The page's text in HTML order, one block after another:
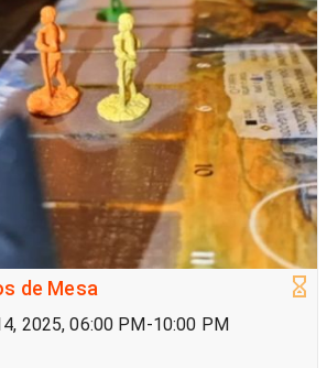
de Mesa
2025, 06:00 PM-10:00 PM